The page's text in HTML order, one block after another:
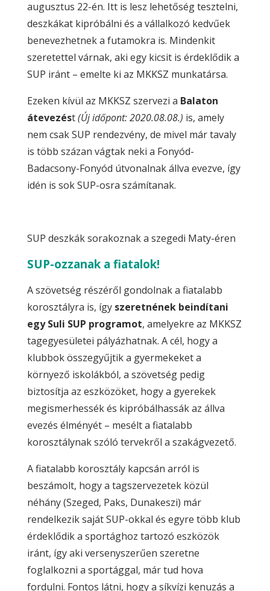
augusztus 22-én. Itt is lesz lehetőség tesztelni,
deszkákat kipróbálni és a vállalkozó kedvűek
benevezhetnek a futamokra is. Mindenkit
szeretettel várnak, aki egy kicsit is érdeklődik a
SUP iránt – emelte ki az MKKSZ munkatársa.
Ezeken kívül az MKKSZ szervezi a Balaton
átevezést(Új időpont: 2020.08.08.) is, amely
nem csak SUP rendezvény, de mivel már tavaly
is több százan vágtak neki a Fonyód-
Badacsony-Fonyód útvonalnak állva evezve, így
idén is sok SUP-osra számítanak.
SUP deszkák sorakoznak a szegedi Maty-éren
SUP-ozzanak a fiatalok!
A szövetség részéről gondolnak a fiatalabb
korosztályra is, ígyszeretnének beindítani
egy Suli SUP programot, amelyekre az MKKSZ
tagegyesületei pályázhatnak. A cél, hogy a
klubbok összegyűjtik a gyermekeket a
környező iskolákból, a szövetség pedig
biztosítja az eszközöket, hogy a gyerekek
megismerhessék és kipróbálhassák az állva
evezés élményét – mesélt a fiatalabb
korosztálynak szóló tervekről a szakágvezető.
A fiatalabb korosztály kapcsán arról is
beszámolt, hogy a tagszervezetek közül
néhány (Szeged, Paks, Dunakeszi) már
rendelkezik saját SUP-okkal és egyre több klub
érdeklődik a sportághoz tartozó eszközök
iránt, így aki versenyszerűen szeretne
foglalkozni a sportággal, már tud hova
fordulni. Fontos látni, hogy a síkvízi kenuzás a